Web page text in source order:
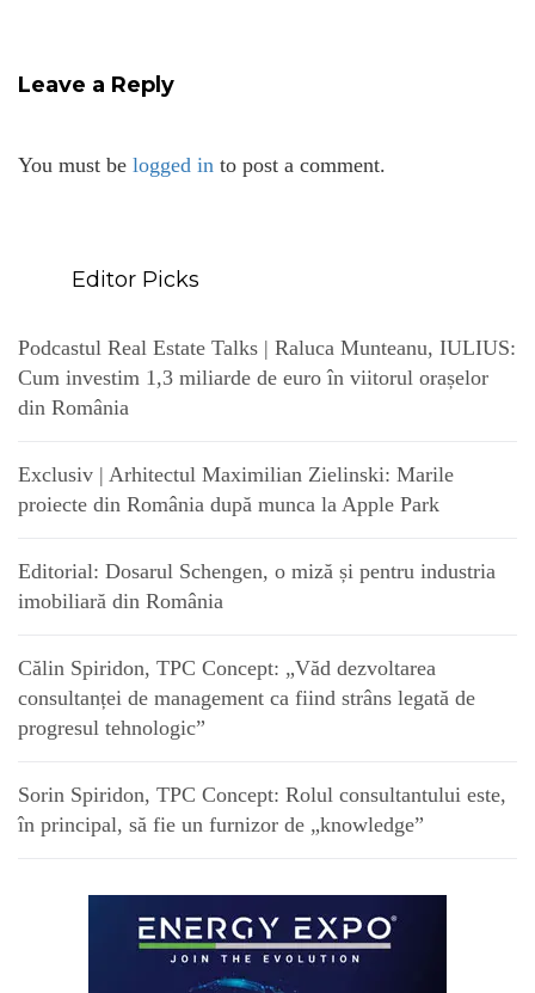
Leave a Reply
You must be logged in to post a comment.
Editor Picks
Podcastul Real Estate Talks | Raluca Munteanu, IULIUS:
Cum investim 1,3 miliarde de euro în viitorul orașelor
din România
Exclusiv | Arhitectul Maximilian Zielinski: Marile
proiecte din România după munca la Apple Park
Editorial: Dosarul Schengen, o miză și pentru industria
imobiliară din România
Călin Spiridon, TPC Concept: „Văd dezvoltarea
consultanței de management ca fiind strâns legată de
progresul tehnologic”
Sorin Spiridon, TPC Concept: Rolul consultantului este,
în principal, să fie un furnizor de „knowledge”